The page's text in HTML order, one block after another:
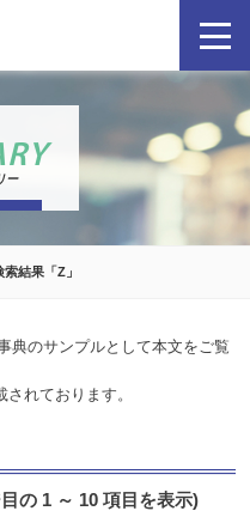
ー
索結果「Z」
典のサンプルとして本文をご覧
れております。
の 1 ～ 10 項目を表示)